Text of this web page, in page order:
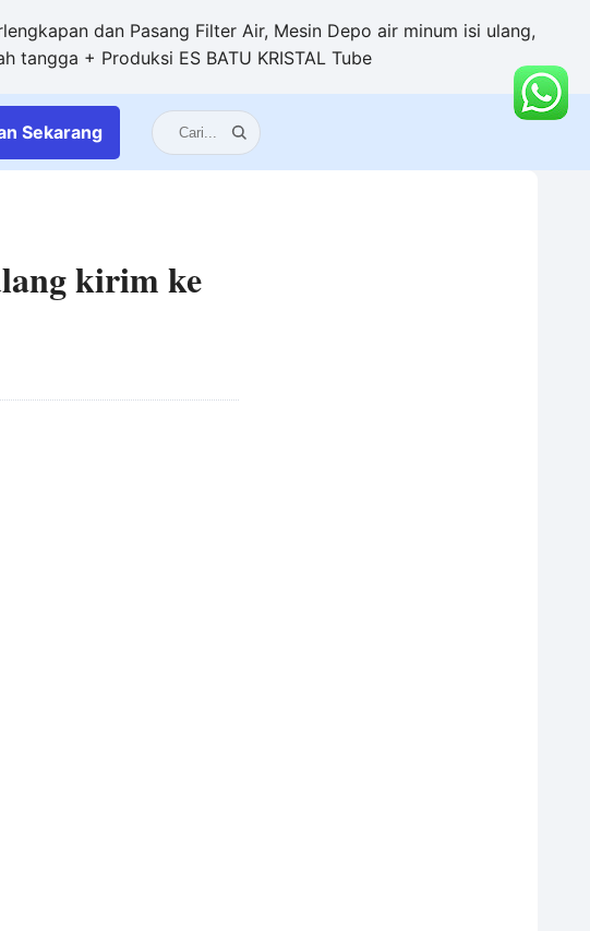
dan Pasang Filter Air, Mesin Depo air minum isi ulang,
tangga + Produksi ES BATU KRISTAL Tube
Sekarang
kirim ke